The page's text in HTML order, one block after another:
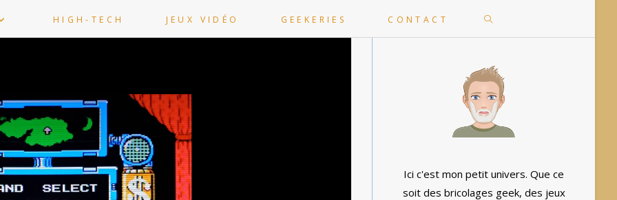
HIGH-TECH JEUX VIDÉO GEEKERIES CONTACT TOGGLE
SEARCH
Ici c'est mon petit univers. Que ce
soit des bricolages geek, des jeux